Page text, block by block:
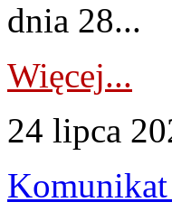
dnia 28...
Więcej...
24 lipca
Komunikat